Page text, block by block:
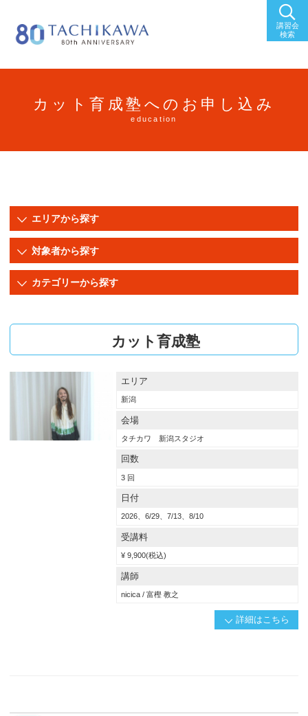
カット育成塾へのお申し込み
education
エリアから探す
上越 東京
福島
オンライン配信
対象者から探す
店長・マネージャー ジュニアスタイリスト
カテゴリーから探す
ビューティー
その他
カット育成塾
エリア
新潟
会場
タチカワ 新潟スタジオ
回数
3 回
日付
2026、6/29、7/13、8/10
受講料
¥ 9,900(税込)
講師
nicica / 富樫 教之
詳細はこちら
講習会
検索